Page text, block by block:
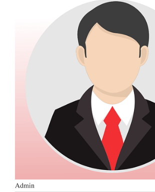
Admin